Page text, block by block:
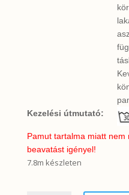
Kezelési útmutató:
Pamut tartalma miatt
beavatást igényel!
7.8m készleten